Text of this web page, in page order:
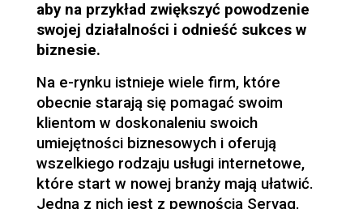
aby na przykład zwiększyć powodzenie
swojej działalności i odnieść sukces w
biznesie.
Na e-rynku istnieje wiele firm, które
obecnie starają się pomagać swoim
klientom w doskonaleniu swoich
umiejętności biznesowych i oferują
wszelkiego rodzaju usługi internetowe,
które start w nowej branży mają ułatwić.
Jedną z nich jest z pewnością Servaq.